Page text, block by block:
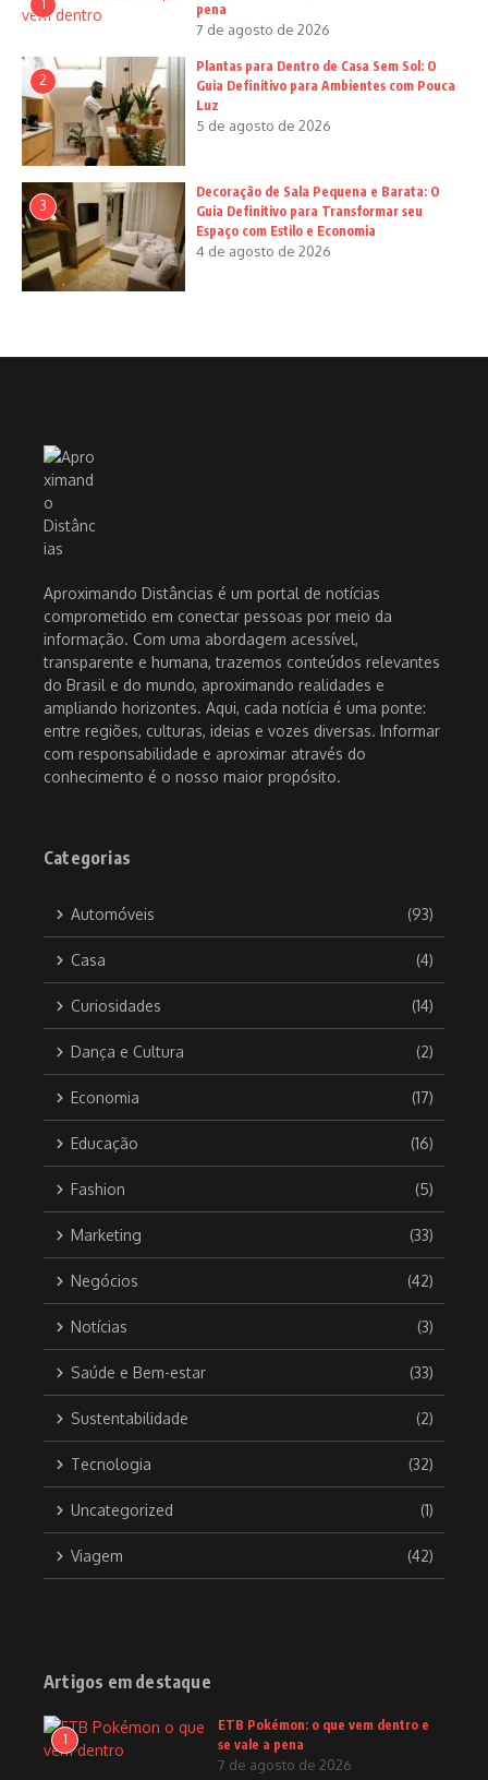
1
pena
7 de agosto de 2026
2
Plantas para Dentro de Casa Sem Sol: O
Guia Definitivo para Ambientes com Pouca
Luz
5 de agosto de 2026
3
Decoração de Sala Pequena e Barata: O
Guia Definitivo para Transformar seu
Espaço com Estilo e Economia
4 de agosto de 2026
Aproximando Distâncias é um portal de notícias
comprometido em conectar pessoas por meio da
informação. Com uma abordagem acessível,
transparente e humana, trazemos conteúdos relevantes
do Brasil e do mundo, aproximando realidades e
ampliando horizontes. Aqui, cada notícia é uma ponte:
entre regiões, culturas, ideias e vozes diversas. Informar
com responsabilidade e aproximar através do
conhecimento é o nosso maior propósito.
Categorias
Automóveis (93)
Casa (4)
Curiosidades (14)
Dança e Cultura (2)
Economia (17)
Educação (16)
Fashion (5)
Marketing (33)
Negócios (42)
Notícias (3)
Saúde e Bem-estar (33)
Sustentabilidade (2)
Tecnologia (32)
Uncategorized (1)
Viagem (42)
Artigos em destaque
1
ETB Pokémon: o que vem dentro e
se vale a pena
7 de agosto de 2026